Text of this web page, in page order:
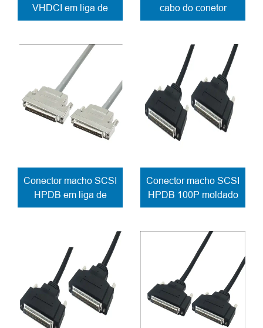
VHDCI em liga de
zinco de 36 pinos
com parafuso
cabo do conetor
macho SCSI HPDB
Conector macho SCSI
HPDB em liga de
zinco, fixação do cabo
Conector macho SCSI
HPDB 100P moldado
para fixação de cabo
parafuso